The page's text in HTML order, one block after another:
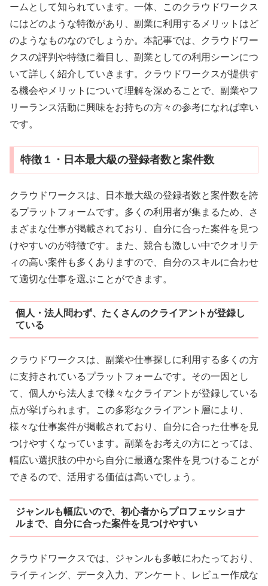
ームとして知られています。一体、このクラウドワークス
にはどのような特徴があり、副業に利用するメリットはど
のようなものなのでしょうか。本記事では、クラウドワー
クスの評判や特徴に着目し、副業としての利用シーンにつ
いて詳しく紹介していきます。クラウドワークスが提供す
る機会やメリットについて理解を深めることで、副業やフ
リーランス活動に興味をお持ちの方々の参考になれば幸い
です。
特徴１・日本最大級の登録者数と案件数
クラウドワークスは、日本最大級の登録者数と案件数を誇
るプラットフォームです。多くの利用者が集まるため、さ
まざまな仕事が掲載されており、自分に合った案件を見つ
けやすいのが特徴です。また、競合も激しい中でクオリテ
ィの高い案件も多くありますので、自分のスキルに合わせ
て適切な仕事を選ぶことができます。
個人・法人問わず、たくさんのクライアントが登録し
ている
クラウドワークスは、副業や仕事探しに利用する多くの方
に支持されているプラットフォームです。その一因とし
て、個人から法人まで様々なクライアントが登録している
点が挙げられます。この多彩なクライアント層により、
様々な仕事案件が掲載されており、自分に合った仕事を見
つけやすくなっています。副業をお考えの方にとっては、
幅広い選択肢の中から自分に最適な案件を見つけることが
できるので、活用する価値は高いでしょう。
ジャンルも幅広いので、初心者からプロフェッショナ
ルまで、自分に合った案件を見つけやすい
クラウドワークスでは、ジャンルも多岐にわたっており、
ライティング、データ入力、アンケート、レビュー作成な